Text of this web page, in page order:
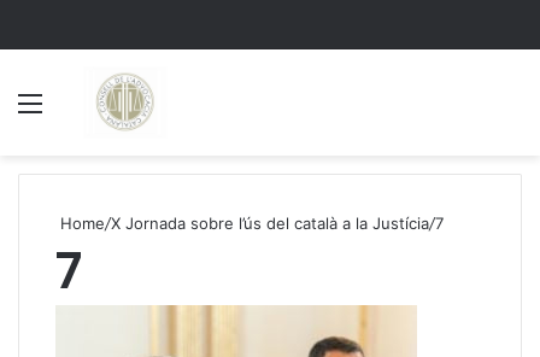
Home/X Jornada sobre l’ús del català a la Justícia/7
7